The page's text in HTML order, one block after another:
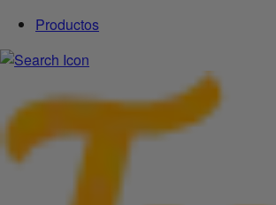
Productos